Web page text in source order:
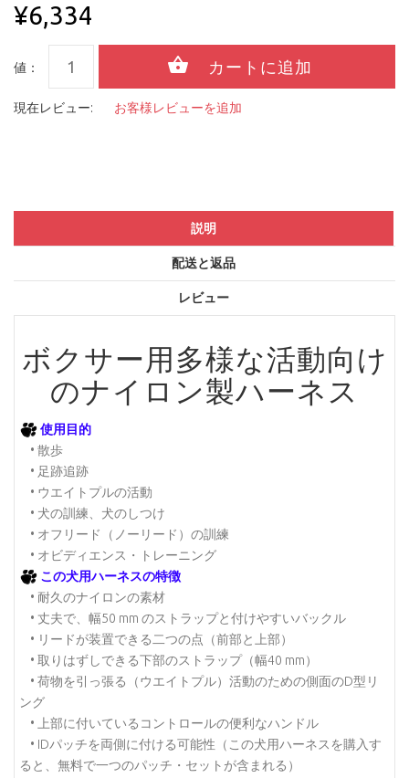
¥6,334
値：
現在レビュー: お客様レビューを追加
説明
配送と返品
レビュー
ボクサー用多様な活動向け
のナイロン製ハーネス
使用目的
• 散歩
• 足跡追跡
• ウエイトプルの活動
• 犬の訓練、犬のしつけ
• オフリード（ノーリード）の訓練
• オビディエンス・トレーニング
この犬用ハーネスの特徴
• 耐久のナイロンの素材
• 丈夫で、幅50 mm のストラップと付けやすいバックル
• リードが装置できる二つの点（前部と上部）
• 取りはずしできる下部のストラップ（幅40 mm）
• 荷物を引っ張る（ウエイトプル）活動のための側面のD型リ
ング
• 上部に付いているコントロールの便利なハンドル
• IDパッチを両側に付ける可能性（この犬用ハーネスを購入す
ると、無料で一つのパッチ・セットが含まれる）